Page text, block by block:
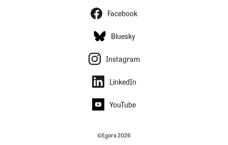
Facebook
Bluesky
Instagram
LinkedIn
YouTube
©Egora 2026